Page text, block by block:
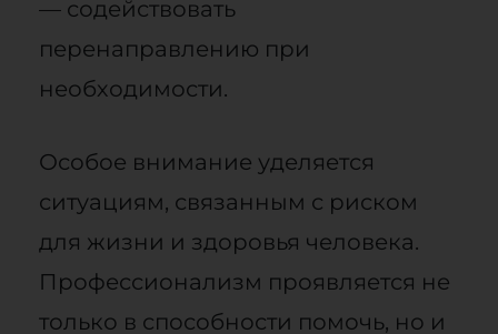
— содействовать
перенаправлению при
необходимости.
Особое внимание уделяется
ситуациям, связанным с риском
для жизни и здоровья человека.
Профессионализм проявляется не
только в способности помочь, но и